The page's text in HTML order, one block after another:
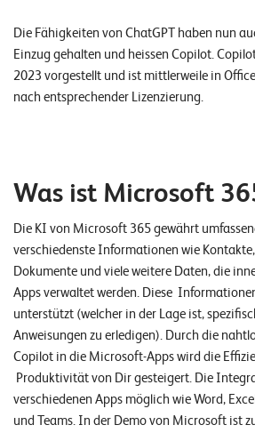
n
e
a
r
r
e
r
e
Die Fähigkeiten von ChatGPT haben nun
Einzug gehalten und heissen Copilot.
2023 vorgestellt und ist mittlerweile in
nach entsprechender Lizenzierung.
Was ist Microsoft
Die KI von Microsoft 365 gewährt
verschiedenste Informationen wie
Dokumente und viele weitere Daten, die
Apps verwaltet werden. Diese
unterstützt (welcher in der Lage ist,
Anweisungen zu erledigen). Durch die
Copilot in die Microsoft-Apps wird die
Produktivität von Dir gesteigert. Die
verschiedenen Apps möglich wie Word,
und Teams. In der Demo von Microsoft ist